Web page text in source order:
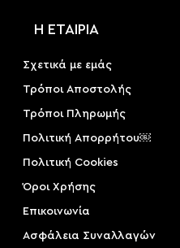
Η ΕΤΑΙΡΙΑ
Σχετικά με εμάς
Τρόποι Αποστολής
Τρόποι Πληρωμής
Πολιτική Απορρήτου￼
Πολιτική Cookies
Όροι Χρήσης
Επικοινωνία
Ασφάλεια Συναλλαγών